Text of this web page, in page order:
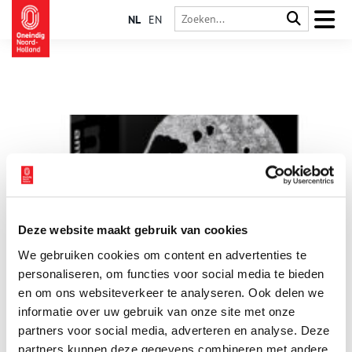
Deze website maakt gebruik van cookies
We gebruiken cookies om content en advertenties te
personaliseren, om functies voor social media te bieden
en om ons websiteverkeer te analyseren. Ook delen we
informatie over uw gebruik van onze site met onze
partners voor social media, adverteren en analyse. Deze
partners kunnen deze gegevens combineren met andere
NL EN
vondsten
Onder Amsterdam ligt een verborgen wereld. Weggegooid,
vergeten, verstopt. Stadsarcheologen hebben al veel van deze
verborgen geheimen blootgelegd. De resultaten van 70 jaar
graaf- en speurwerk zijn zorgvuldig geconserveerd en liggen
opgeslagen in het archeologisch depot. In opdracht van de
Gemeente Amsterdam maakte Irma Boom Office een boek dat
2 min